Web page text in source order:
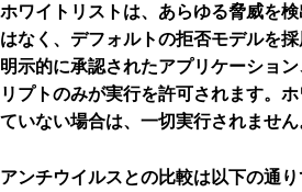
ホワイトリストは、あらゆる脅威を
はなく、デフォルトの拒否モデルを採
明示的に承認されたアプリケーショ
リプトのみが実行を許可されます。
ていない場合は、一切実行されません
アンチウイルスとの比較は以下の通り